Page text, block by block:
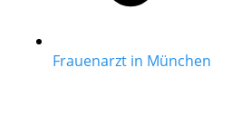
Frauenarzt in München